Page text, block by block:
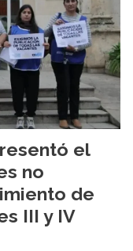
el
no
de
III y IV